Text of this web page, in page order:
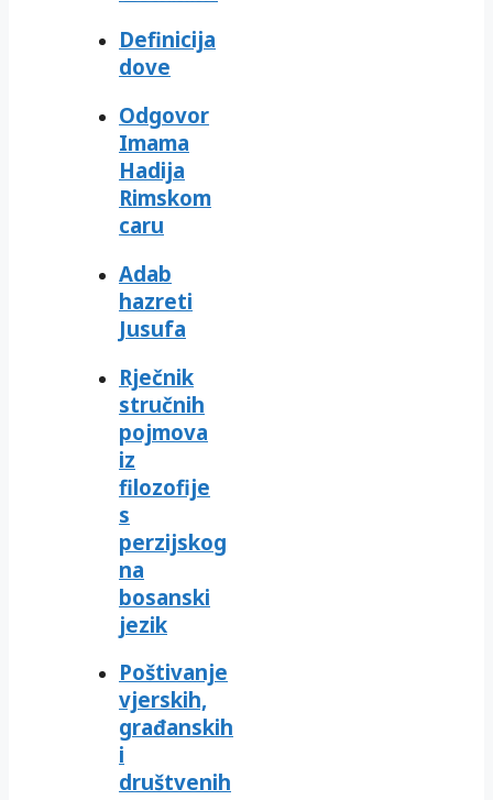
Definicija
dove
Odgovor
Imama
Hadija
Rimskom
caru
Adab
hazreti
Jusufa
Rječnik
stručnih
pojmova
iz
filozofije
s
perzijskog
na
bosanski
jezik
Poštivanje
vjerskih,
građanskih
i
društvenih